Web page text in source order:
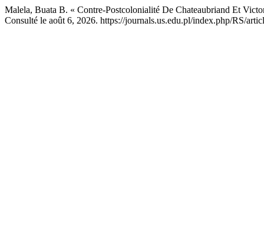
Malela, Buata B. « Contre-Postcolonialité De Chateaubriand Et
Consulté le août 6, 2026. https://journals.us.edu.pl/index.php/RS/